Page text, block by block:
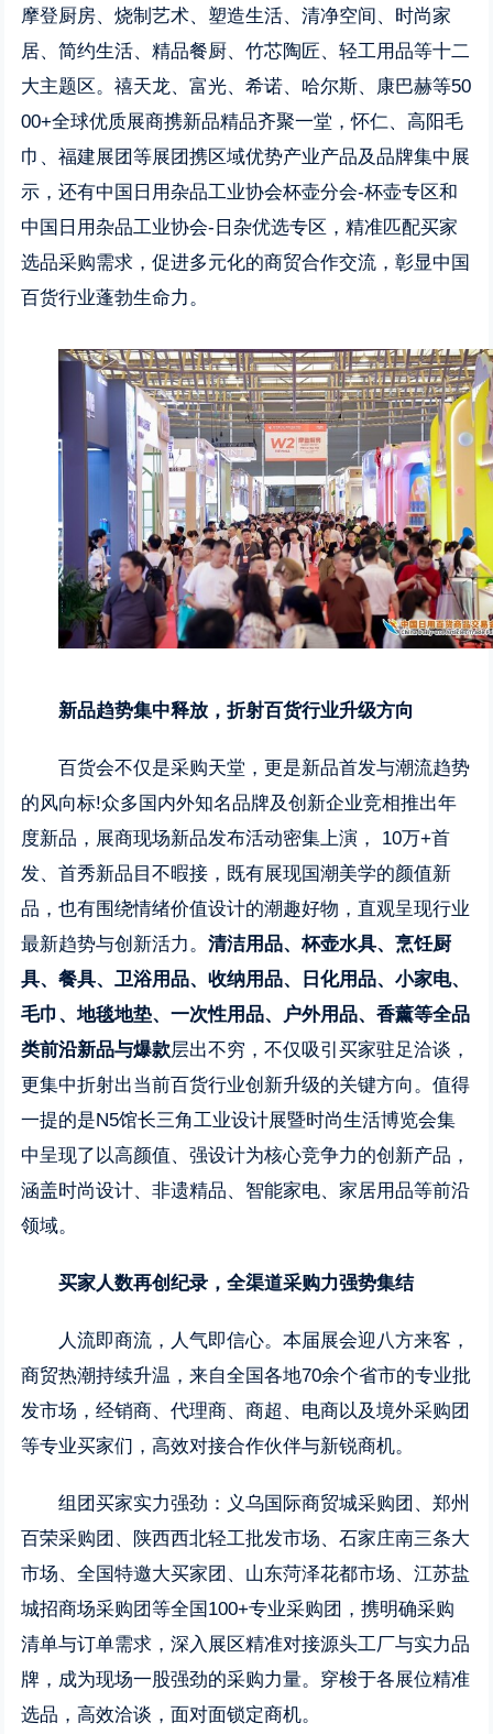
摩登厨房、烧制艺术、塑造生活、清净空间、时尚家
居、简约生活、精品餐厨、竹芯陶匠、轻工用品等十二
大主题区。禧天龙、富光、希诺、哈尔斯、康巴赫等50
00+全球优质展商携新品精品齐聚一堂，怀仁、高阳毛
巾、福建展团等展团携区域优势产业产品及品牌集中展
示，还有中国日用杂品工业协会杯壶分会-杯壶专区和
中国日用杂品工业协会-日杂优选专区，精准匹配买家
选品采购需求，促进多元化的商贸合作交流，彰显中国
百货行业蓬勃生命力。
新品趋势集中释放，折射百货行业升级方向
百货会不仅是采购天堂，更是新品首发与潮流趋势
的风向标!众多国内外知名品牌及创新企业竞相推出年
度新品，展商现场新品发布活动密集上演， 10万+首
发、首秀新品目不暇接，既有展现国潮美学的颜值新
品，也有围绕情绪价值设计的潮趣好物，直观呈现行业
最新趋势与创新活力。清洁用品、杯壶水具、烹饪厨
具、餐具、卫浴用品、收纳用品、日化用品、小家电、
毛巾、地毯地垫、一次性用品、户外用品、香薰等全品
类前沿新品与爆款层出不穷，不仅吸引买家驻足洽谈，
更集中折射出当前百货行业创新升级的关键方向。值得
一提的是N5馆长三角工业设计展暨时尚生活博览会集
中呈现了以高颜值、强设计为核心竞争力的创新产品，
涵盖时尚设计、非遗精品、智能家电、家居用品等前沿
领域。
买家人数再创纪录，全渠道采购力强势集结
人流即商流，人气即信心。本届展会迎八方来客，
商贸热潮持续升温，来自全国各地70余个省市的专业批
发市场，经销商、代理商、商超、电商以及境外采购团
等专业买家们，高效对接合作伙伴与新锐商机。
组团买家实力强劲：义乌国际商贸城采购团、郑州
百荣采购团、陕西西北轻工批发市场、石家庄南三条大
市场、全国特邀大买家团、山东菏泽花都市场、江苏盐
城招商场采购团等全国100+专业采购团，携明确采购
清单与订单需求，深入展区精准对接源头工厂与实力品
牌，成为现场一股强劲的采购力量。穿梭于各展位精准
选品，高效洽谈，面对面锁定商机。